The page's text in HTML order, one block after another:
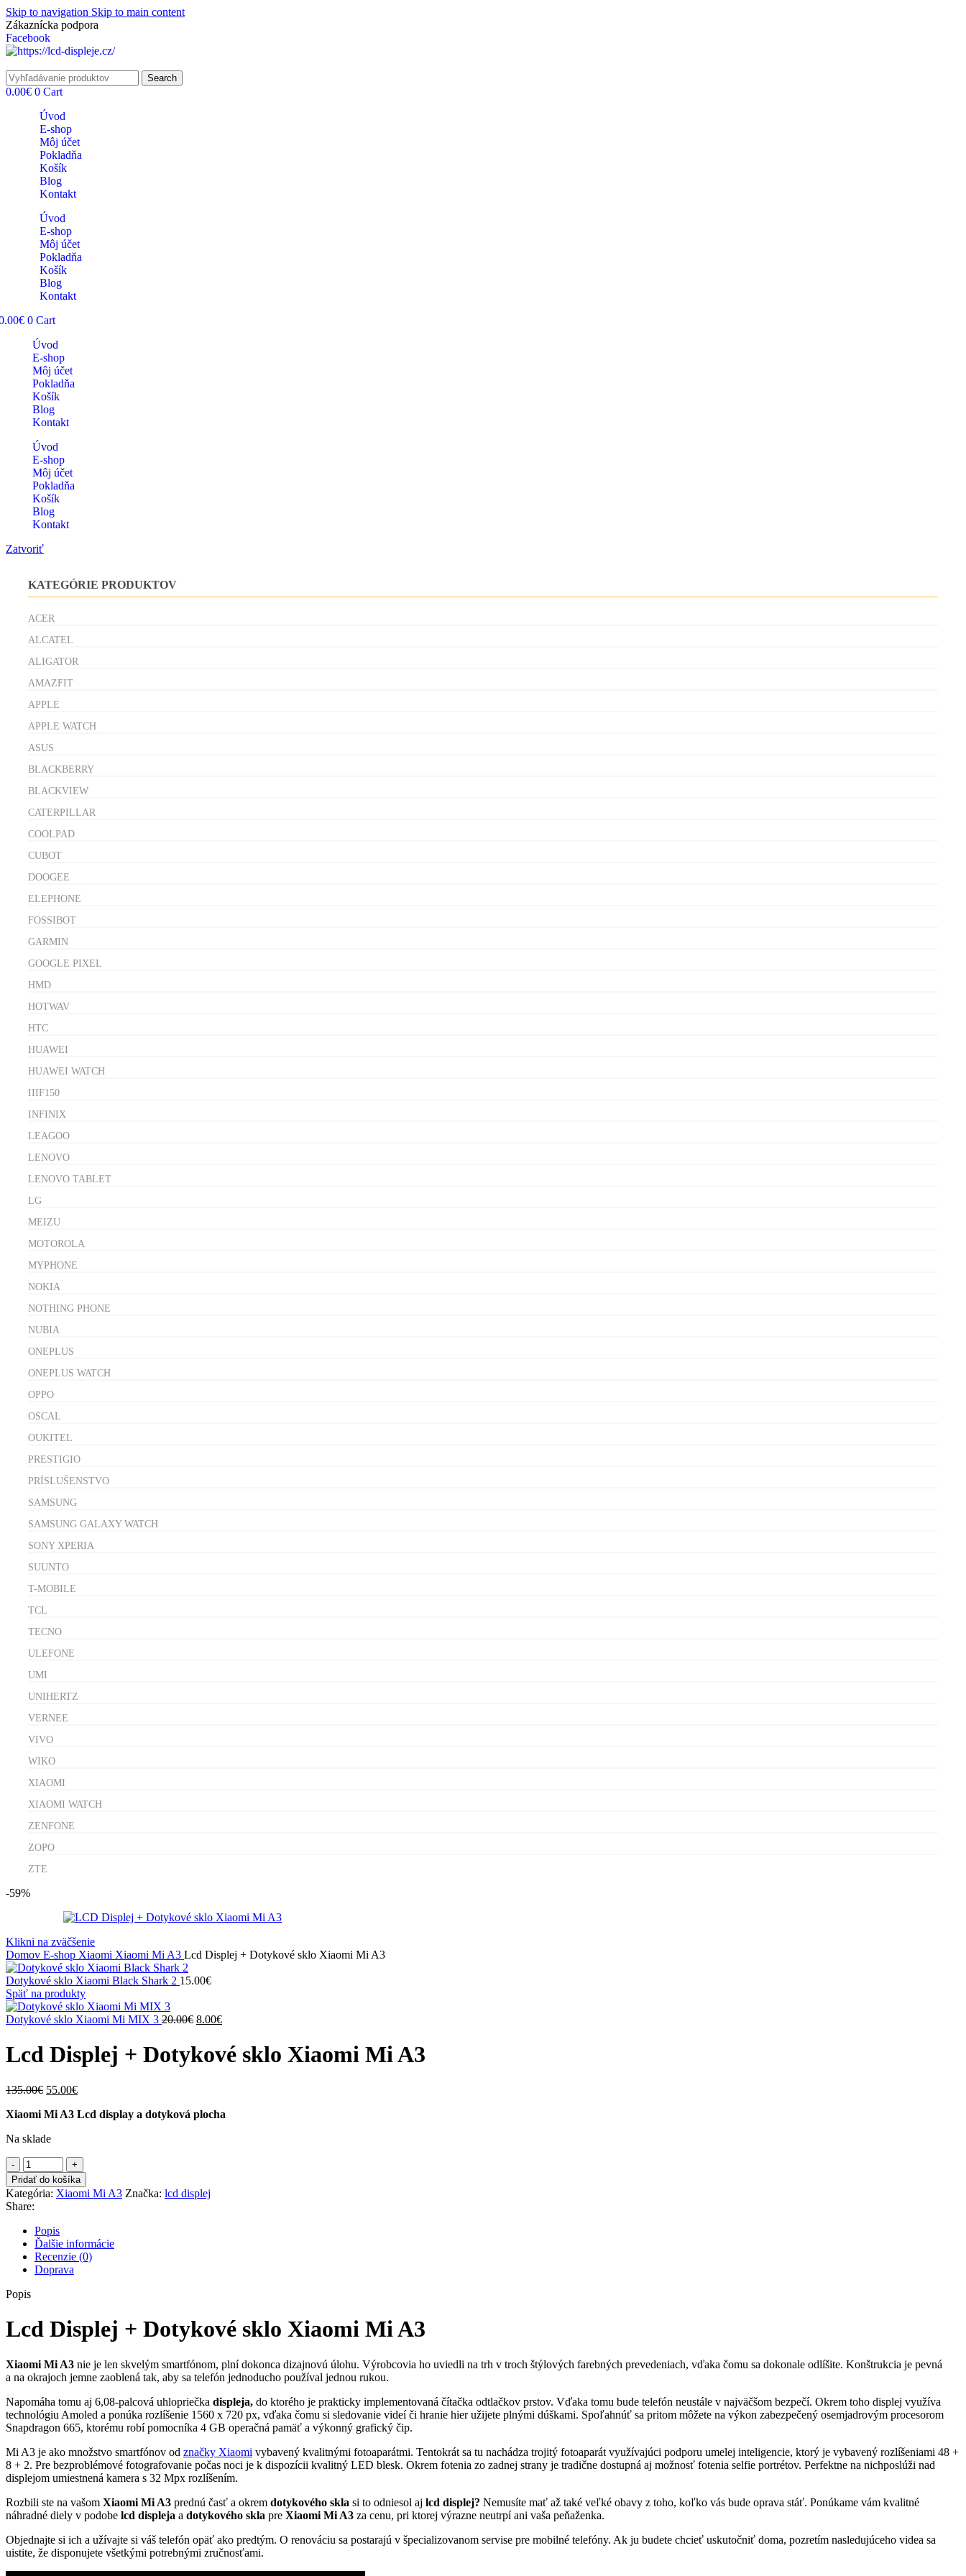
Skip to navigation Skip to main content
Zákaznícka podpora
Facebook
Search
0.00€ 0 Cart
Úvod
E-shop
Môj účet
Pokladňa
Košík
Blog
Kontakt
Úvod
E-shop
Môj účet
Pokladňa
Košík
Blog
Kontakt
€ 0 Cart
Úvod
E-shop
Môj účet
Pokladňa
Košík
Blog
Kontakt
Úvod
E-shop
Môj účet
Pokladňa
Košík
Blog
Kontakt
Zatvoriť
KATEGÓRIE PRODUKTOV
ACER
ALCATEL
ALIGATOR
AMAZFIT
APPLE
APPLE WATCH
ASUS
BLACKBERRY
BLACKVIEW
CATERPILLAR
COOLPAD
CUBOT
DOOGEE
ELEPHONE
FOSSIBOT
GARMIN
GOOGLE PIXEL
HMD
HOTWAV
HTC
HUAWEI
HUAWEI WATCH
IIIF150
INFINIX
LEAGOO
LENOVO
LENOVO TABLET
LG
MEIZU
MOTOROLA
MYPHONE
NOKIA
NOTHING PHONE
NUBIA
ONEPLUS
ONEPLUS WATCH
OPPO
OSCAL
OUKITEL
PRESTIGIO
PRÍSLUŠENSTVO
SAMSUNG
SAMSUNG GALAXY WATCH
SONY XPERIA
SUUNTO
T-MOBILE
TCL
TECNO
ULEFONE
UMI
UNIHERTZ
VERNEE
VIVO
WIKO
XIAOMI
XIAOMI WATCH
ZENFONE
ZOPO
ZTE
-59%
Klikni na zväčšenie
Domov E-shop Xiaomi Xiaomi Mi A3 Lcd Displej + Dotykové sklo Xiaomi Mi A3
Dotykové sklo Xiaomi Black Shark 2 15.00€
Späť na produkty
Dotykové sklo Xiaomi Mi MIX 3 20.00€ Pôvodná
20.00€.
8.00€Aktuálna
je:
8.00€.
Lcd Displej + Dotykové sklo Xiaomi Mi A3
135.00€ Pôvodná
bola:
55.00€Aktuálna
je:
Xiaomi Mi A3 Lcd display a dotyková plocha
Na sklade
množstvo
Lcd
Displej
+
Dotykové
sklo
Xiaomi
Mi
A3
Pridať do košíka
Kategória: Xiaomi Mi A3 Značka: lcd displej
Share:
Popis
Ďalšie informácie
Recenzie (0)
Doprava
Popis
Lcd Displej + Dotykové sklo Xiaomi Mi A3
Xiaomi Mi A3 nie je len skvelým smartfónom, plní dokonca dizajnovú úlohu. Výrobcovia ho uviedli na trh v troch štýlových farebných prevedeniach, vďaka čomu sa dokonale odlíšite. Konštrukcia je pevná
a na okrajoch jemne zaoblená tak, aby sa telefón jednoducho používal jednou rukou.
Napomáha tomu aj 6,08-palcová uhlopriečka displeja, do ktorého je prakticky implementovaná čítačka odtlačkov prstov. Vďaka tomu bude telefón neustále v najväčšom bezpečí. Okrem toho displej využíva
technológiu Amoled a ponúka rozlíšenie 1560 x 720 px, vďaka čomu si sledovanie videí či hranie hier užijete plnými dúškami. Spoľahnúť sa pritom môžete na výkon zabezpečený osemjadrovým procesorom
Snapdragon 665, ktorému robí pomocníka 4 GB operačná pamäť a výkonný grafický čip.
Mi A3 je ako množstvo smartfónov od značky Xiaomi vybavený kvalitnými fotoaparátmi. Tentokrát sa tu nachádza trojitý fotoaparát využívajúci podporu umelej inteligencie, ktorý je vybavený rozlíšeniami 48 +
8 + 2. Pre bezproblémové fotografovanie počas noci je k dispozícii kvalitný LED blesk. Okrem fotenia zo zadnej strany je tradične dostupná aj možnosť fotenia selfie portrétov. Perfektne na nichposlúži nad
displejom umiestnená kamera s 32 Mpx rozlíšením.
Rozbili ste na vašom Xiaomi Mi A3 prednú časť a okrem dotykového skla si to odniesol aj lcd displej? Nemusíte mať až také veľké obavy z toho, koľko vás bude oprava stáť. Ponúkame vám kvalitné
náhradné diely v podobe lcd displeja a dotykového skla pre Xiaomi Mi A3 za cenu, pri ktorej výrazne neutrpí ani vaša peňaženka.
Objednajte si ich a užívajte si váš telefón opäť ako predtým. O renováciu sa postarajú v špecializovanom servise pre mobilné telefóny. Ak ju budete chcieť uskutočniť doma, pozretím nasledujúceho videa sa
uistite, že disponujete všetkými potrebnými zručnosťami.